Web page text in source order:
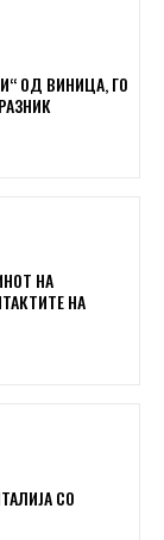
ОД ВИНИЦА, ГО
НА
НА
СО